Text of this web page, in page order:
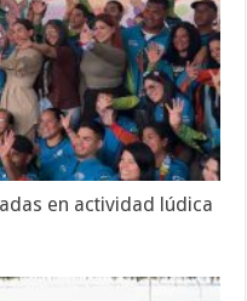
en actividad lúdica